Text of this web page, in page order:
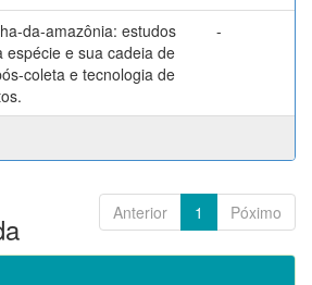
da-amazônia: estudos
espécie e sua cadeia de
coleta e tecnologia de
-
Anterior 1 Póximo